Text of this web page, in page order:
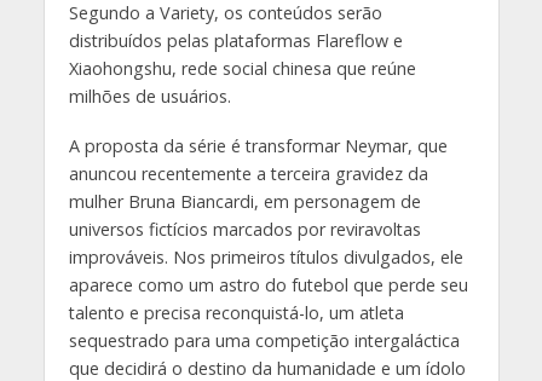
Segundo a Variety, os conteúdos serão
distribuídos pelas plataformas Flareflow e
Xiaohongshu, rede social chinesa que reúne
milhões de usuários.
A proposta da série é transformar Neymar, que
anuncou recentemente a terceira gravidez da
mulher Bruna Biancardi, em personagem de
universos fictícios marcados por reviravoltas
improváveis. Nos primeiros títulos divulgados, ele
aparece como um astro do futebol que perde seu
talento e precisa reconquistá-lo, um atleta
sequestrado para uma competição intergaláctica
que decidirá o destino da humanidade e um ídolo